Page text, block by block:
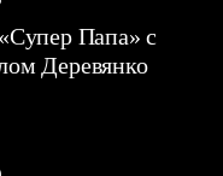
Папа» с
Деревянко